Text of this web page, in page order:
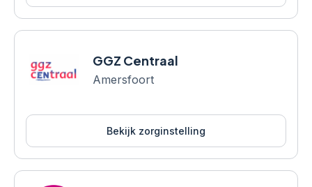
GGZ Centraal
Amersfoort
Bekijk zorginstelling